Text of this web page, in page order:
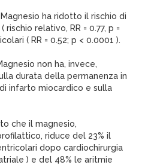
ha ridotto il rischio di
relativo, RR = 0.77, p =
( RR = 0.52; p < 0.0001 ).
non ha, invece,
durata della permanenza in
infarto miocardico e sulla
che il magnesio,
riduce del 23% il
dopo cardiochirurgia
) e del 48% le aritmie